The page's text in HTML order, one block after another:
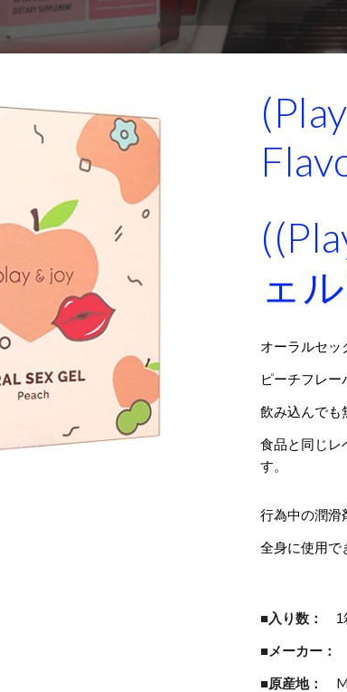
ェ
オーラルセッ
ピーチフレー
飲み込んでも
食品と同じレ
す。
行為中の潤滑
全身に使用で
■入り数： 1
■メーカー：
■原産地：